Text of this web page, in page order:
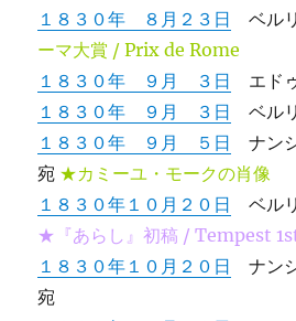
１８３０年 ８月２３日
ベル
ーマ大賞 / Prix de Rome
１８３０年 ９月 ３日
エド
１８３０年 ９月 ３日
ベル
１８３０年 ９月 ５日
ナン
宛 ★カミーユ・モークの肖像
１８３０年１０月２０日
ベル
★『あらし』初稿 / Tempest
１８３０年１０月２０日
ナン
宛